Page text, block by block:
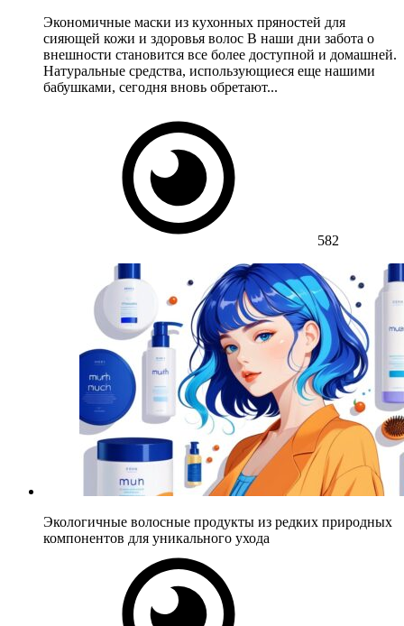
Экономичные маски из кухонных пряностей для
сияющей кожи и здоровья волос В наши дни забота о
внешности становится все более доступной и домашней.
Натуральные средства, использующиеся еще нашими
бабушками, сегодня вновь обретают...
582
Экологичные волосные продукты из редких природных
компонентов для уникального ухода